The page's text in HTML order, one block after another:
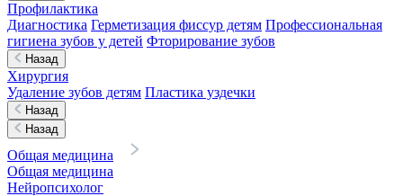
Профилактика
Диагностика Герметизация фиссур детям Профессиональная
гигиена зубов у детей Фторирование зубов
Назад
Хирургия
Удаление зубов детям Пластика уздечки
Назад
Назад
Общая медицина
Общая медицина
Нейропсихолог